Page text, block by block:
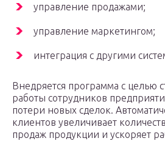
управление продажами;
управление маркетингом;
интеграция с другими
Внедряется программа с целью
работы сотрудников
потери новых сделок.
клиентов увеличивает
продаж продукции и ускоряет